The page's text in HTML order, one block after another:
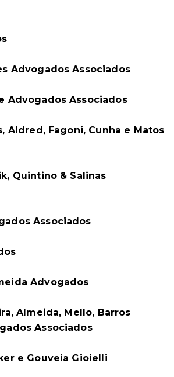
Advogados Associados
Advogados Associados
Aldred, Fagoni, Cunha e Matos
Quintino & Salinas
Associados
Advogados
Almeida, Mello, Barros
Associados
e Gouveia Gioielli